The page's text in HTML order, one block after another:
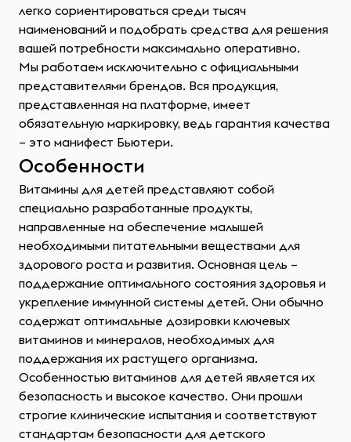
легко сориентироваться среди тысяч
наименований и подобрать средства для решения
вашей потребности максимально оперативно.
Мы работаем исключительно с официальными
представителями брендов. Вся продукция,
представленная на платформе, имеет
обязательную маркировку, ведь гарантия качества
– это манифест Бьютери.
Особенности
Витамины для детей представляют собой
специально разработанные продукты,
направленные на обеспечение малышей
необходимыми питательными веществами для
здорового роста и развития. Основная цель –
поддержание оптимального состояния здоровья и
укрепление иммунной системы детей. Они обычно
содержат оптимальные дозировки ключевых
витаминов и минералов, необходимых для
поддержания их растущего организма.
Особенностью витаминов для детей является их
безопасность и высокое качество. Они прошли
строгие клинические испытания и соответствуют
стандартам безопасности для детского